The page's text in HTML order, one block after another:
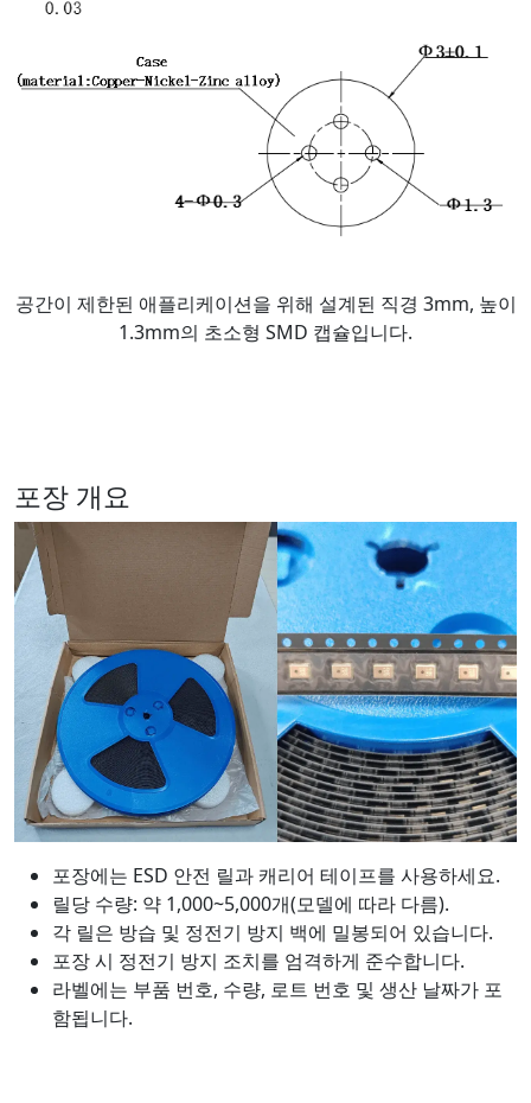
공간이 제한된 애플리케이션을 위해 설계된 직경 3mm, 높이
1.3mm의 초소형 SMD 캡슐입니다.
포장 개요
포장에는 ESD 안전 릴과 캐리어 테이프를 사용하세요.
릴당 수량: 약 1,000~5,000개(모델에 따라 다름).
각 릴은 방습 및 정전기 방지 백에 밀봉되어 있습니다.
포장 시 정전기 방지 조치를 엄격하게 준수합니다.
라벨에는 부품 번호, 수량, 로트 번호 및 생산 날짜가 포
함됩니다.